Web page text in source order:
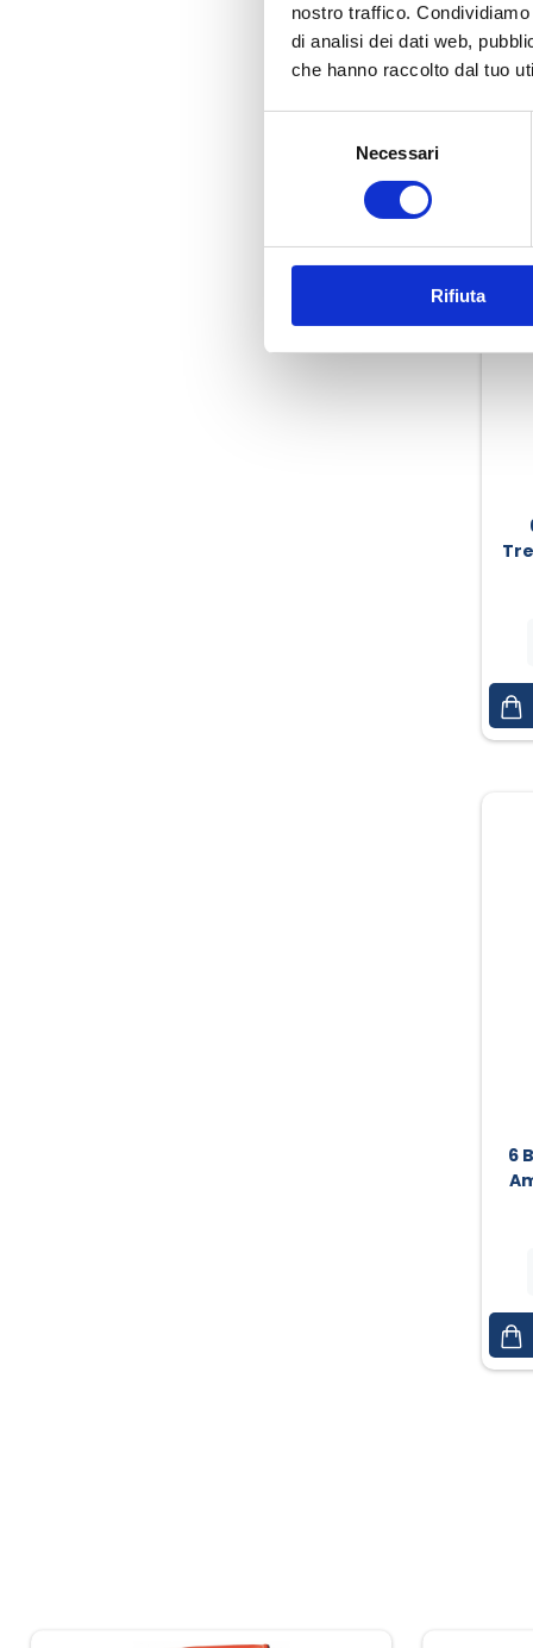
nostro traffico.
di analisi dei dati web,
che hanno raccolto dal tuo
Necessari
Rifiuta
6